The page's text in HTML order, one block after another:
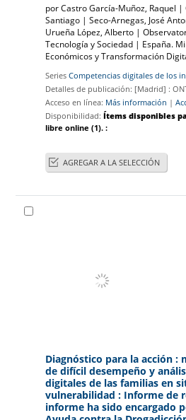
porCastro García-Muñoz, Raquel |
Santiago |Seco-Arnegas, José
Urueña López, Alberto |
Tecnología y Sociedad | España.
Económicos y Transformación
SeriesCompetencias digitales de los
Detalles de publicación: [Madrid] :
Acceso en línea: Más información |
Disponibilidad:Ítems disponibles
libre online (1).:
AGREGAR A LA SELECCIÓN
Diagnóstico para la acción :
de difícil desempeño y
digitales de las familias en
vulnerabilidad : Informe de
informe ha sido encargado